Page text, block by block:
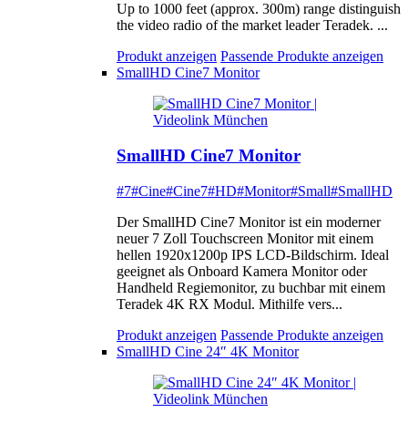
Up to 1000 feet (approx. 300m) range distinguish
the video radio of the market leader Teradek. ...
Produkt anzeigen Passende Produkte anzeigen
SmallHD Cine7 Monitor
SmallHD Cine7 Monitor
#7#Cine#Cine7#HD#Monitor#Small#SmallHD
Der SmallHD Cine7 Monitor ist ein moderner
neuer 7 Zoll Touchscreen Monitor mit einem
hellen 1920x1200p IPS LCD-Bildschirm. Ideal
geeignet als Onboard Kamera Monitor oder
Handheld Regiemonitor, zu buchbar mit einem
Teradek 4K RX Modul. Mithilfe vers...
Produkt anzeigen Passende Produkte anzeigen
SmallHD Cine 24″ 4K Monitor